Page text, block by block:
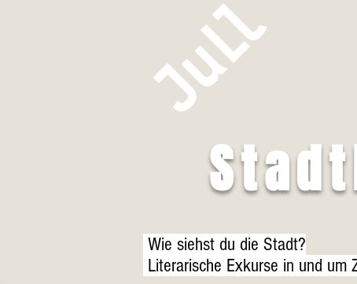
Wie siehst du die Stadt?
Literarische Exkurse in und um